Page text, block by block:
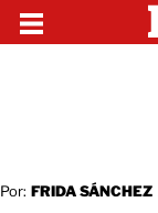
Por: FRIDA SÁNCHEZ